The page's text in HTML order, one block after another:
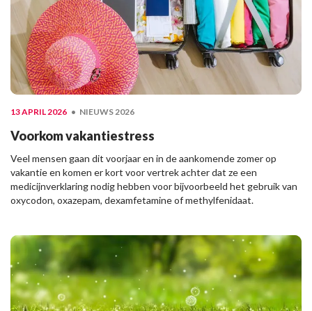
13 APRIL 2026 NIEUWS 2026
Voorkom vakantiestress
Veel mensen gaan dit voorjaar en in de aankomende zomer op
vakantie en komen er kort voor vertrek achter dat ze een
medicijnverklaring nodig hebben voor bijvoorbeeld het gebruik van
oxycodon, oxazepam, dexamfetamine of methylfenidaat.